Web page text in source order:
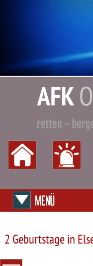
2 Geburtstage in